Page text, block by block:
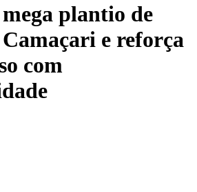
plantio de
e reforça
com